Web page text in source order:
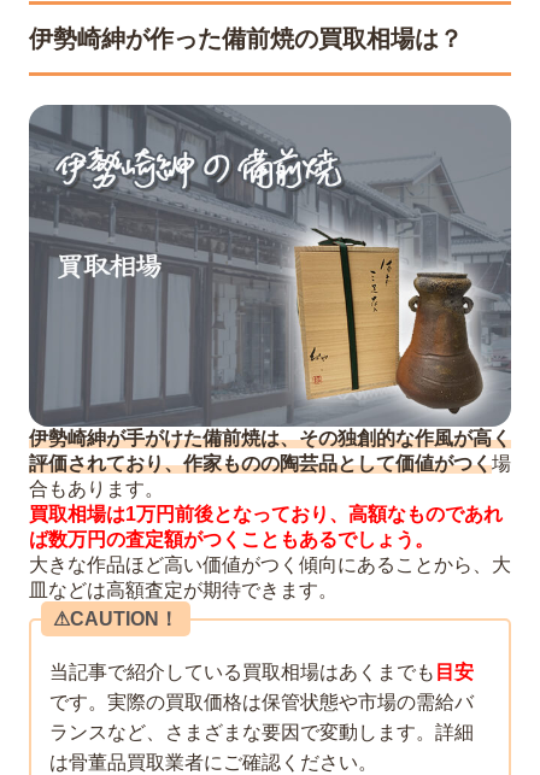
伊勢崎紳が作った備前焼の買取相場は？
伊勢崎紳が手がけた備前焼は、その独創的な作風が高く
評価されており、作家ものの陶芸品として価値がつく場
合もあります。
買取相場は1万円前後となっており、高額なものであれ
ば数万円の査定額がつくこともあるでしょう。
大きな作品ほど高い価値がつく傾向にあることから、大
皿などは高額査定が期待できます。
⚠︎CAUTION！
当記事で紹介している買取相場はあくまでも 目安
です。実際の買取価格は保管状態や市場の需給バ
ランスなど、さまざまな要因で変動します。詳細
は骨董品買取業者にご確認ください。